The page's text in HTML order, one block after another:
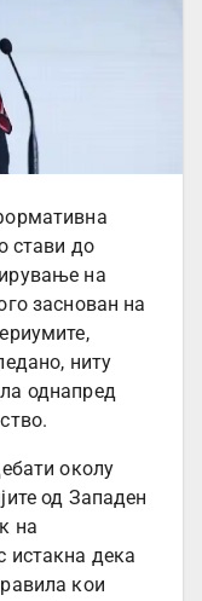
стави до
на
заснован на
ниту
однапред
околу
од Западен
на
истакна дека
кои